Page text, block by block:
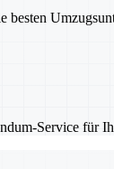
besten
Service für